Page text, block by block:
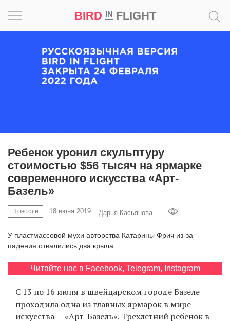
BIRD INFLIGHT
Ребенок уронил скульптуру
стоимостью $56 тысяч на ярмарке
современного искусства «Арт-
Базель»
Новости 18 июня 2019 Дарья Касьянова
У пластмассовой мухи авторства Катарины Фрич из-за
падения отвалились два крыла.
Читайте нас в Facebook, Telegram, Instagram
С 13 по 16 июня в швейцарском городе Базеле
проходила одна из главных ярмарок в мире
искусства — «Арт-Базель». Трехлетний ребенок в